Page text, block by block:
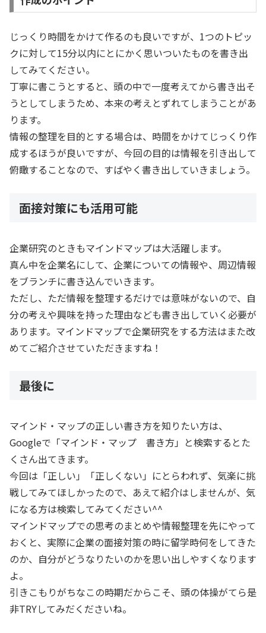
じっくり時間をかけて作るのも良いですが、1つのトピッ
クに対して15分以内にとにかく思いついたものを書き出
してみてください。
丁寧に書こうとすると、頭の中で一度考えてから書き出そ
うとしてしまうため、本来の考えとずれてしまうことがあ
ります。
情報の整理を目的とする場合は、時間をかけてじっくり作
成するほうが良いですが、今回の目的は情報を引き出して
俯瞰することなので、すばやく書き出していきましょう。
面接対策にも活用可能
企業研究のときもマインドマップは大活躍します。
真ん中を企業名にして、企業についての情報や、周辺情報
をブランチに書き込んでいきます。
ただし、ただ情報を整理するだけでは意味がないので、自
分の考えや興味を持った理由なども書き出していく必要が
あります。マインドマップで企業研究をする方法はまた改
めてご紹介させていただきますね！
最後に
マインド・マップの正しい書き方を知りたい方は、
Googleで「マインド・マップ 書き方」と検索するとた
くさん出てきます。
今回は「正しい」「正しくない」にとらわれず、気楽に挑
戦してみてほしかったので、あえて紹介はしませんが、気
になる方は検索してみてください^^
マインドマップでの思考のまとめや情報整理を先にやって
おくと、実際に企業の面接対策の時に留学時何をしてきた
のか、自分がどうなりたいのかを思い出しやすくなります
よ。
引きこもりがちなこの時期だからこそ、頭の体操がてら是
非TRYしてみだくださいね。